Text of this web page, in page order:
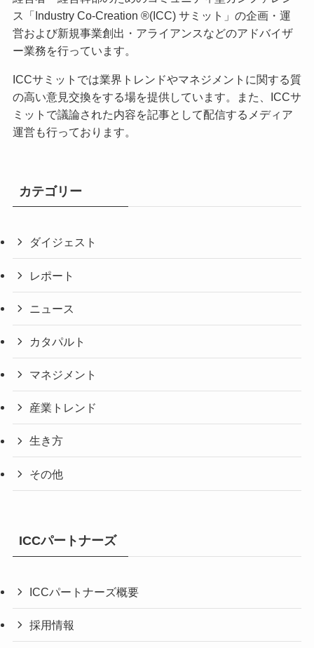
ス「Industry Co-Creation ®(ICC) サミット」の企画・運
営および新規事業創出・アライアンスなどのアドバイザ
ー業務を行っています。
ICCサミットでは業界トレンドやマネジメントに関する質
の高い意見交換をする場を提供しています。また、ICCサ
ミットで議論された内容を記事として配信するメディア
運営も行っております。
カテゴリー
ダイジェスト
レポート
ニュース
カタパルト
マネジメント
産業トレンド
生き方
その他
ICCパートナーズ
ICCパートナーズ概要
採用情報